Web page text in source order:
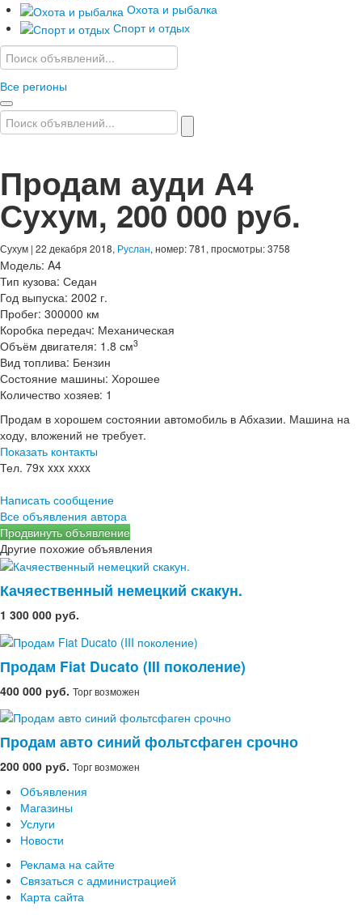
Охота и рыбалка
Спорт и отдых
Все регионы
Продам ауди А4
Сухум, 200 000 руб.
Сухум | 22 декабря 2018, Руслан, номер: 781, просмотры: 3758
Модель: A4
Тип кузова: Седан
Год выпуска: 2002 г.
Пробег: 300000 км
Коробка передач: Механическая
Объём двигателя: 1.8 см3
Вид топлива: Бензин
Состояние машины: Хорошее
Количество хозяев: 1
Продам в хорошем состоянии автомобиль в Абхазии. Машина на
ходу, вложений не требует.
Показать контакты
Тел. 79x xxx xxxx
Написать сообщение
Все объявления автора
Продвинуть объявление
Другие похожие объявления
Качяественный немецкий скакун.
1 300 000 руб.
Продам Fiat Ducato (III поколение)
400 000 руб. Торг возможен
Продам авто синий фольтсфаген срочно
200 000 руб. Торг возможен
Объявления
Магазины
Услуги
Новости
Реклама на сайте
Связаться с администрацией
Карта сайта